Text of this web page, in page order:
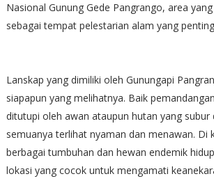
Nasional Gunung Gede Pangrango, area
sebagai tempat pelestarian alam yang
Lanskap yang dimiliki oleh Gunungapi
siapapun yang melihatnya. Baik
ditutupi oleh awan ataupun hutan yang subur
semuanya terlihat nyaman dan menawan. Di
berbagai tumbuhan dan hewan endemik
lokasi yang cocok untuk mengamati